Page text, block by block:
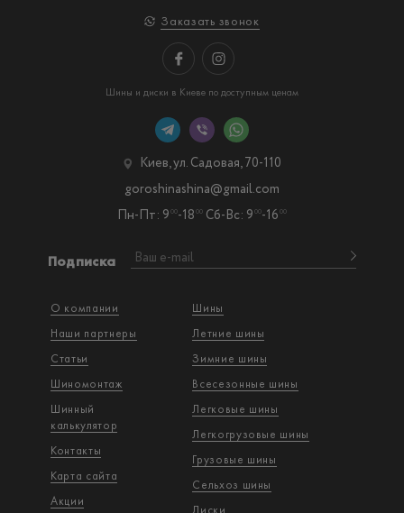
Заказать звонок
Шины и диски в Киеве по доступным ценам
О компании
Наши партнеры
Статьи
Шиномонтаж
Шинный
калькулятор
Контакты
Карта сайта
Акции
Шины
Летние шины
Зимние шины
Всесезонные шины
Легковые шины
Легкогрузовые шины
Грузовые шины
Сельхоз шины
Диски
Подписка
Киев, ул. Садовая, 70-110
Пн-Пт: 9 00-18 00 Сб-Вс: 9 00-16 00
goroshinashina@gmail.com